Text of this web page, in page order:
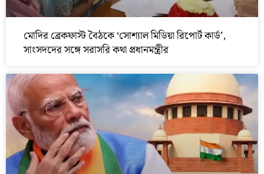
মোদির ব্রেকফাস্ট বৈঠকে ‘সোশ্যাল মিডিয়া রিপোর্ট কার্ড’,
সাংসদদের সঙ্গে সরাসরি কথা প্রধানমন্ত্রীর